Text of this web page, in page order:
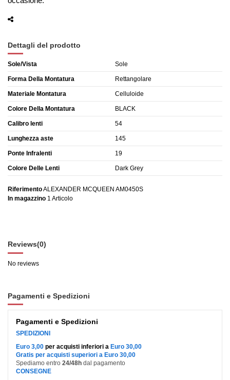
Dettagli del prodotto
Sole/Vista Sole
Forma Della Montatura Rettangolare
Materiale Montatura Celluloide
Colore Della Montatura BLACK
Calibro lenti 54
Lunghezza aste 145
Ponte Infralenti 19
Colore Delle Lenti Dark Grey
RiferimentoALEXANDER MCQUEEN AM0450S
In magazzino 1 Articolo
Reviews(0)
No reviews
Pagamenti e Spedizioni
Pagamenti e Spedizioni
SPEDIZIONI
Euro 3,00 per acquisti inferiori a Euro 30,00
Gratis per acquisti superiori a Euro 30,00
Spediamo entro 24/48h dal pagamento
CONSEGNE